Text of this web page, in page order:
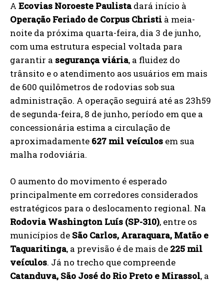
A Ecovias Noroeste Paulistadará início à
Operação Feriado de Corpus Christi à meia-
noite da próxima quarta-feira, dia 3 de junho,
com uma estrutura especial voltada para
garantir a segurança viária, a fluidez do
trânsito e o atendimento aos usuários em mais
de 600 quilômetros de rodovias sob sua
administração. A operação seguirá até as 23h59
de segunda-feira, 8 de junho, período em que a
concessionária estima a circulação de
aproximadamente 627 mil veículos em sua
malha rodoviária.
O aumento do movimento é esperado
principalmente em corredores considerados
estratégicos para o deslocamento regional. Na
Rodovia Washington Luís (SP-310), entre os
municípios de São Carlos, Araraquara, Matão e
Taquaritinga, a previsão é de mais de 225 mil
veículos. Já no trecho que compreende
Catanduva, São José do Rio Preto e Mirassol, a